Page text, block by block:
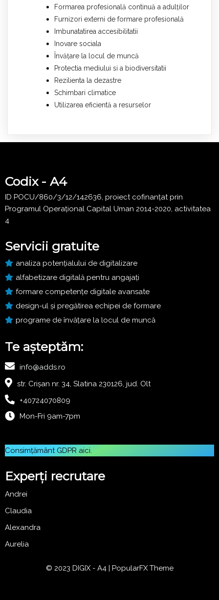
Formarea profesională continuă a adulților
Furnizori externi de formare profesională
Imbunatatirea accesibilitatii
Inovare sociala
Învățare la locul de muncă
Protectia mediului si a biodiversitatii
Rezilienta la dezastre
Schimbari climatice
Utilizarea eficientă a resurselor
Codix - A4
ID POCU/860/3/12/142636, proiect cofinanțat prin
Programul Operațional Capital Uman 2014-2020, activitatea
4
Servicii gratuite
analiza potențialului de digitalizare
alfabetizare digitală pentru angajați
formare competențe digitale avansate
design-ul și pregătirea echipei de formare
programe de învățare la locul de muncă
Te așteptăm:
info@adds.ro
str. Crișan nr. 34, Slatina 230126, jud. Olt
+40724070809
Mon-Fri 9am-7pm
Consimțământ GDPR aici.
Experți recrutare
Andrei
Claudia
Alexandra
Aurelia
© 2023 DIGIX - A4 | PopularFX Theme